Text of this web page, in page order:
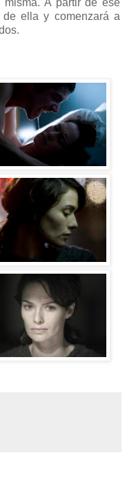
A partir de ese
ella y comenzará a